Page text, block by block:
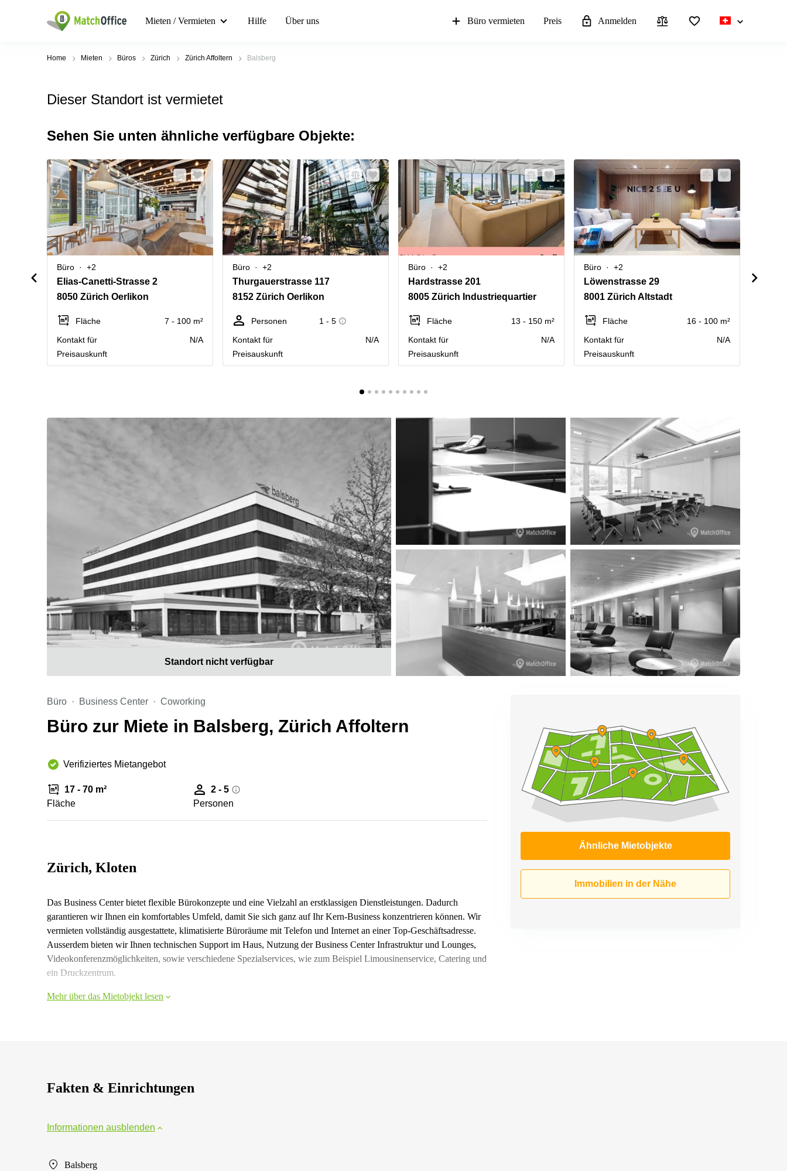
Mieten / Vermieten Hilfe Über uns Büro vermieten Preis Anmelden
Home Mieten Büros Zürich Zürich Affoltern Balsberg
Dieser Standort ist vermietet
Sehen Sie unten ähnliche verfügbare Objekte:
Büro +2
Elias-Canetti-Strasse 2
8050 Zürich Oerlikon
Fläche
7 - 100 m²
Kontakt für
Preisauskunft
N/A
Büro +2
Thurgauerstrasse 117
8152 Zürich Oerlikon
Personen
1 - 5
Kontakt für
Preisauskunft
N/A
Büro +2
Hardstrasse 201
8005 Zürich Industriequartier
Fläche
13 - 150 m²
Kontakt für
Preisauskunft
N/A
Büro +2
Löwenstrasse 29
8001 Zürich Altstadt
Fläche
16 - 100 m²
Kontakt für
Preisauskunft
N/A
Standort nicht verfügbar
Büro Business Center Coworking
Büro zur Miete in Balsberg, Zürich Affoltern
Verifiziertes Mietangebot
17 - 70 m²
Fläche
2 - 5
Personen
Ähnliche Mietobjekte
Immobilien in der Nähe
Zürich, Kloten
Das Business Center bietet flexible Bürokonzepte und eine Vielzahl an erstklassigen Dienstleistungen. Dadurch
garantieren wir Ihnen ein komfortables Umfeld, damit Sie sich ganz auf Ihr Kern-Business konzentrieren können. Wir
vermieten vollständig ausgestattete, klimatisierte Büroräume mit Telefon und Internet an einer Top-Geschäftsadresse.
Ausserdem bieten wir Ihnen technischen Support im Haus, Nutzung der Business Center Infrastruktur und Lounges,
Videokonferenzmöglichkeiten, sowie verschiedene Spezialservices, wie zum Beispiel Limousinenservice, Catering und
ein Druckzentrum.
Mehr über das Mietobjekt lesen
Fakten & Einrichtungen
Informationen ausblenden
Balsberg